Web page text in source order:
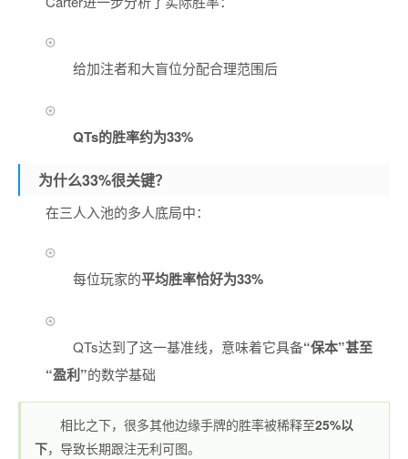
给加注者和大盲位分配合理范围后
QTs的胜率约为33%
为什么33%很关键？
在三人入池的多人底局中：
每位玩家的平均胜率恰好为33%
QTs达到了这一基准线，意味着它具备“保本”甚至
“盈利”的数学基础
相比之下，很多其他边缘手牌的胜率被稀释至25%以
下，导致长期跟注无利可图。